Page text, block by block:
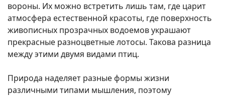
вороны. Их можно встретить лишь там, где царит
атмосфера естественной красоты, где поверхность
живописных прозрачных водоемов украшают
прекрасные разноцветные лотосы. Такова разница
между этими двумя видами птиц.
Природа наделяет разные формы жизни
различными типами мышления, поэтому